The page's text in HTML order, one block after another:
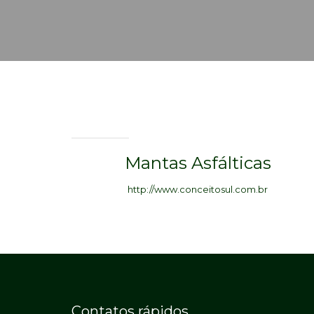
Mantas Asfálticas
http://www.conceitosul.com.br